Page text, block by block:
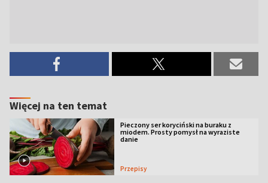
Więcej na ten temat
Pieczony ser koryciński na buraku z
miodem. Prosty pomysł na wyraziste
danie
Przepisy